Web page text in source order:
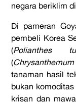
negara beriklim
Di pameran
pembeli Korea
(Polianthes
(Chrysanthemum
tanaman hasil
bukan
krisan dan